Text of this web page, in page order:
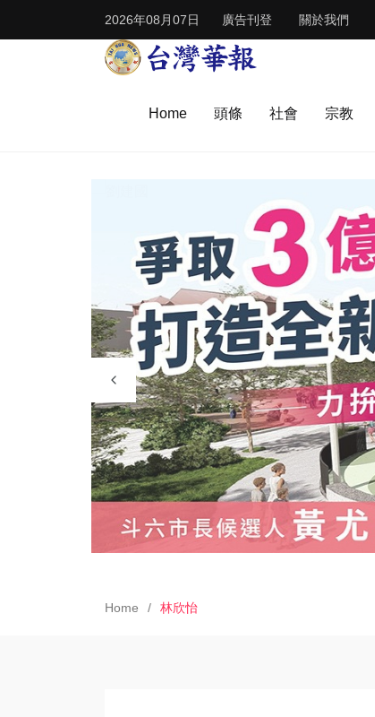
2026年08月07日 廣告刊登 關於我們
Home 頭條 社會 宗教
Home 林欣怡